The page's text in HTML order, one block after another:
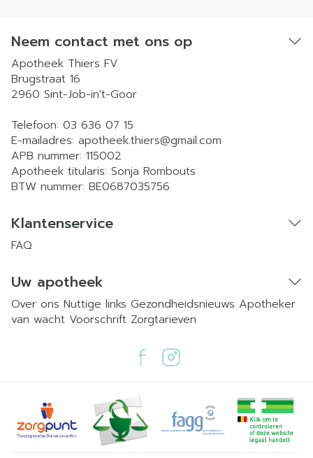
Neem contact met ons op
Apotheek Thiers FV
Brugstraat 16
2960 Sint-Job-in't-Goor
Telefoon: 03 636 07 15
E-mailadres: apotheek.thiers@gmail.com
APB nummer: 115002
Apotheek titularis: Sonja Rombouts
BTW nummer: BE0687035756
Klantenservice
FAQ
Uw apotheek
Over ons Nuttige links Gezondheidsnieuws Apotheker
van wacht Voorschrift Zorgtarieven